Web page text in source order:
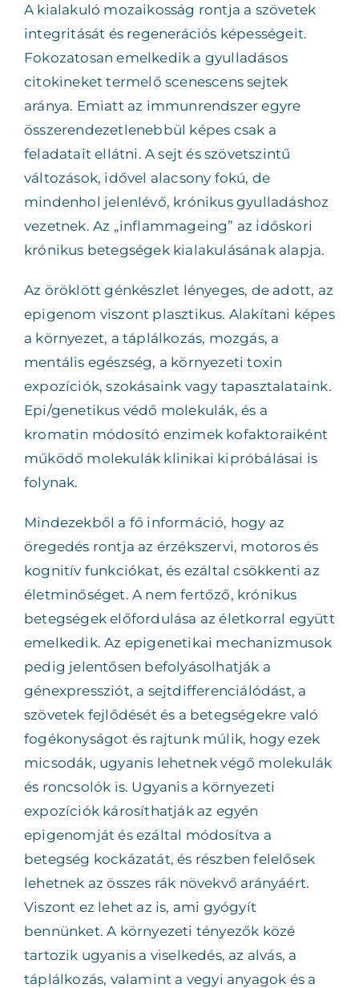
A kialakuló mozaikosság rontja a szövetek
integritását és regenerációs képességeit.
Fokozatosan emelkedik a gyulladásos
citokineket termelő scenescens sejtek
aránya. Emiatt az immunrendszer egyre
összerendezetlenebbül képes csak a
feladatait ellátni. A sejt és szövetszintű
változások, idővel alacsony fokú, de
mindenhol jelenlévő, krónikus gyulladáshoz
vezetnek. Az „inflammageing” az időskori
krónikus betegségek kialakulásának alapja.
Az öröklött génkészlet lényeges, de adott, az
epigenom viszont plasztikus. Alakítani képes
a környezet, a táplálkozás, mozgás, a
mentális egészség, a környezeti toxin
expozíciók, szokásaink vagy tapasztalataink.
Epi/genetikus védő molekulák, és a
kromatin módosító enzimek kofaktoraiként
működő molekulák klinikai kipróbálásai is
folynak.
Mindezekből a fő információ, hogy az
öregedés rontja az érzékszervi, motoros és
kognitív funkciókat, és ezáltal csökkenti az
életminőséget. A nem fertőző, krónikus
betegségek előfordulása az életkorral együtt
emelkedik. Az epigenetikai mechanizmusok
pedig jelentősen befolyásolhatják a
génexpressziót, a sejtdifferenciálódást, a
szövetek fejlődését és a betegségekre való
fogékonyságot és rajtunk múlik, hogy ezek
micsodák, ugyanis lehetnek végő molekulák
és roncsolók is. Ugyanis a környezeti
expozíciók károsíthatják az egyén
epigenomját és ezáltal módosítva a
betegség kockázatát, és részben felelősek
lehetnek az összes rák növekvő arányáért.
Viszont ez lehet az is, ami gyógyít
bennünket. A környezeti tényezők közé
tartozik ugyanis a viselkedés, az alvás, a
táplálkozás, valamint a vegyi anyagok és a